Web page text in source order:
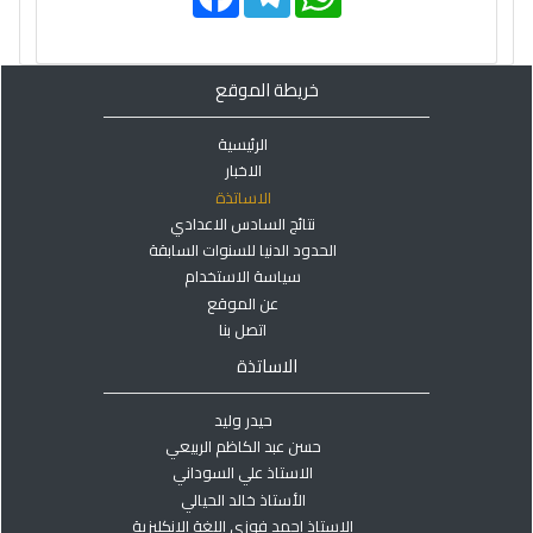
c
b
o
k
l
g
a
m
s
p
خريطة الموقع
الرئيسية
الاخبار
الاساتذة
نتائج السادس الاعدادي
الحدود الدنيا للسنوات السابقة
سياسة الاستخدام
عن الموقع
اتصل بنا
الاساتذة
حيدر وليد
حسن عبد الكاظم الربيعي
الاستاذ علي السوداني
الأستاذ خالد الحيالي
الاستاذ احمد فوزي اللغة الانكليزية